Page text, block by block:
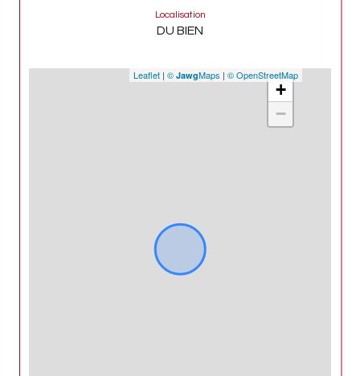
Localisation
DU BIEN
+
−
Leaflet | © JawgMaps | © OpenStreetMap